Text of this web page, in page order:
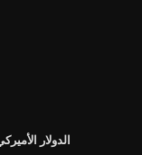
الدولار